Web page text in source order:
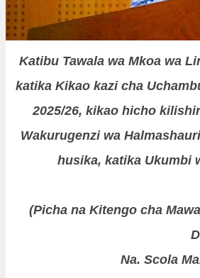
Katibu Tawala wa Mkoa wa
katika Kikao kazi cha
2025/26, kikao hicho
Wakurugenzi wa
husika, katika Ukumbi
(Picha na Kitengo cha
Na. Scola